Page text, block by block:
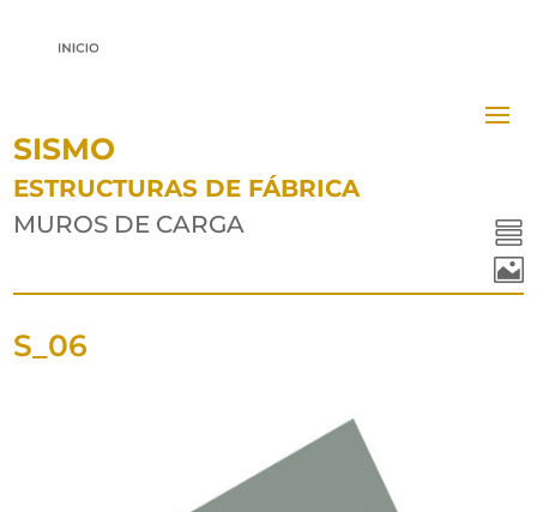
SISMO
ESTRUCTURAS DE FÁBRICA
MUROS DE CARGA


S_06